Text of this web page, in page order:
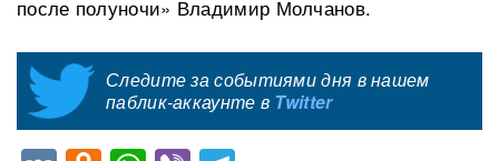
после полуночи» Владимир Молчанов.
Следите за событиями дня в нашем
паблик-аккаунте в Twitter